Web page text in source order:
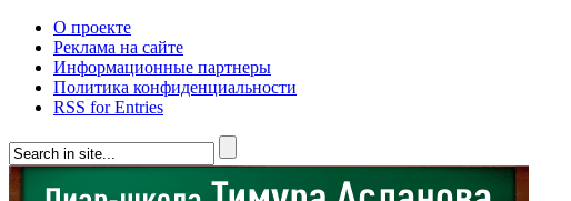
О проекте
Реклама на сайте
Информационные партнеры
Политика конфиденциальности
RSS for Entries